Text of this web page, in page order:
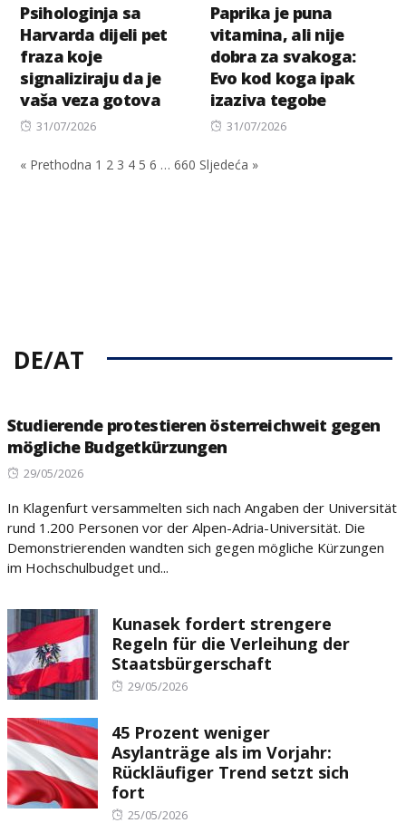
Psihologinja sa
Harvarda dijeli pet
fraza koje
signaliziraju da je
vaša veza gotova
Posted
31/07/2026
Paprika je puna
vitamina, ali nije
dobra za svakoga:
Evo kod koga ipak
izaziva tegobe
Posted
31/07/2026
« Prethodna 1 2 3 4 5 6 … 660 Sljedeća »
DE/AT
Studierende protestieren österreichweit gegen
mögliche Budgetkürzungen
Posted
29/05/2026
In Klagenfurt versammelten sich nach Angaben der Universität
rund 1.200 Personen vor der Alpen-Adria-Universität. Die
Demonstrierenden wandten sich gegen mögliche Kürzungen
im Hochschulbudget und...
Kunasek fordert strengere
Regeln für die Verleihung der
Staatsbürgerschaft
Posted
29/05/2026
45 Prozent weniger
Asylanträge als im Vorjahr:
Rückläufiger Trend setzt sich
fort
Posted
25/05/2026